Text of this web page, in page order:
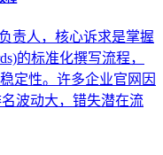
责人，核心诉求是掌握
的标准化撰写流程，
定性。许多企业官网因
波动大，错失潜在流